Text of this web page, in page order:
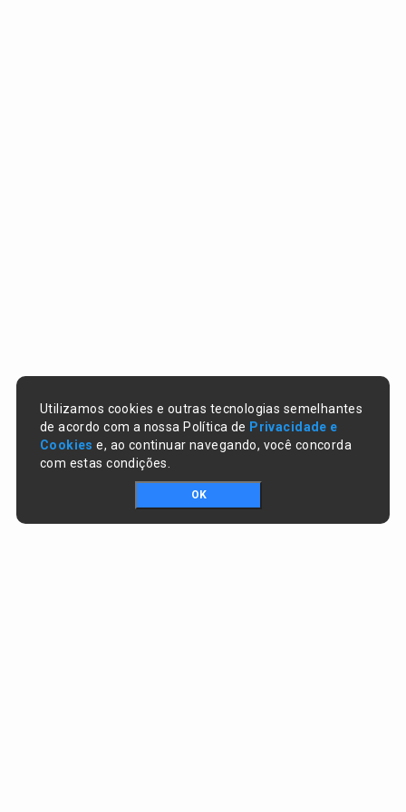
Utilizamos cookies e outras tecnologias semelhantes
de acordo com a nossa Política de Privacidade e
Cookies e, ao continuar navegando, você concorda
com estas condições.
OK